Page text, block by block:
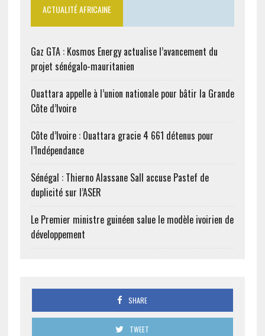
ACTUALITÉ AFRICAINE
Gaz GTA : Kosmos Energy actualise l’avancement du
projet sénégalo-mauritanien
Ouattara appelle à l’union nationale pour bâtir la Grande
Côte d’Ivoire
Côte d’Ivoire : Ouattara gracie 4 661 détenus pour
l’Indépendance
Sénégal : Thierno Alassane Sall accuse Pastef de
duplicité sur l’ASER
Le Premier ministre guinéen salue le modèle ivoirien de
développement
SHARE
TWEET